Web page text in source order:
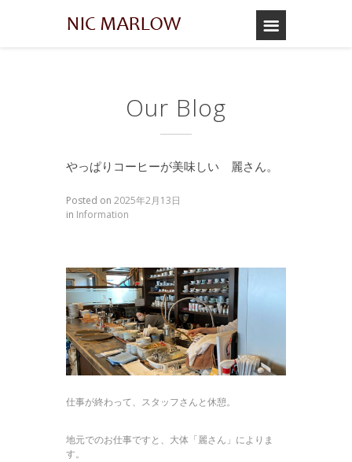
Our Blog
やっぱりコーヒーが美味しい 麗さん。
Posted on 2025年2月13日
in Information
仕事が終わって、スタッフさんと休憩。
地元でのお仕事ですと、大体「麗さん」によりま
す。